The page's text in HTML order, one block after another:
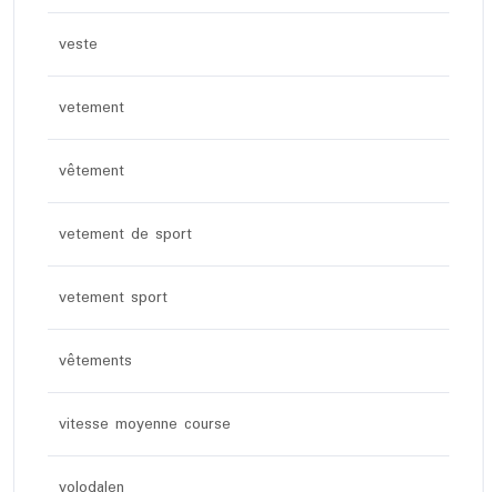
veste
vetement
vêtement
vetement de sport
vetement sport
vêtements
vitesse moyenne course